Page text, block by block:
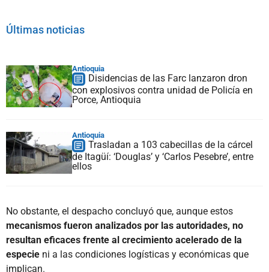
Últimas noticias
Antioquia
Disidencias de las Farc lanzaron dron
con explosivos contra unidad de Policía en
Porce, Antioquia
Antioquia
Trasladan a 103 cabecillas de la cárcel
de Itagüí: ‘Douglas’ y ‘Carlos Pesebre’, entre
ellos
No obstante, el despacho concluyó que, aunque estos
mecanismos fueron analizados por las autoridades, no
resultan eficaces frente al crecimiento acelerado de la
especie ni a las condiciones logísticas y económicas que
implican.